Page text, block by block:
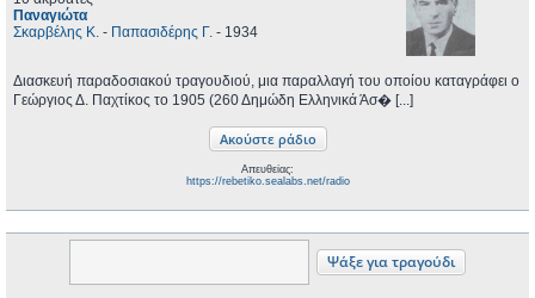
Παναγιώτα
Σκαρβέλης Κ. - Παπασιδέρης Γ. - 1934
Διασκευή παραδοσιακού τραγουδιού, μια παραλλαγή του οποίου καταγράφει ο
Γεώργιος Δ. Παχτίκος το 1905 (260 Δημώδη Ελληνικά Άσ� [...]
Απευθείας:
https://rebetiko.sealabs.net/radio